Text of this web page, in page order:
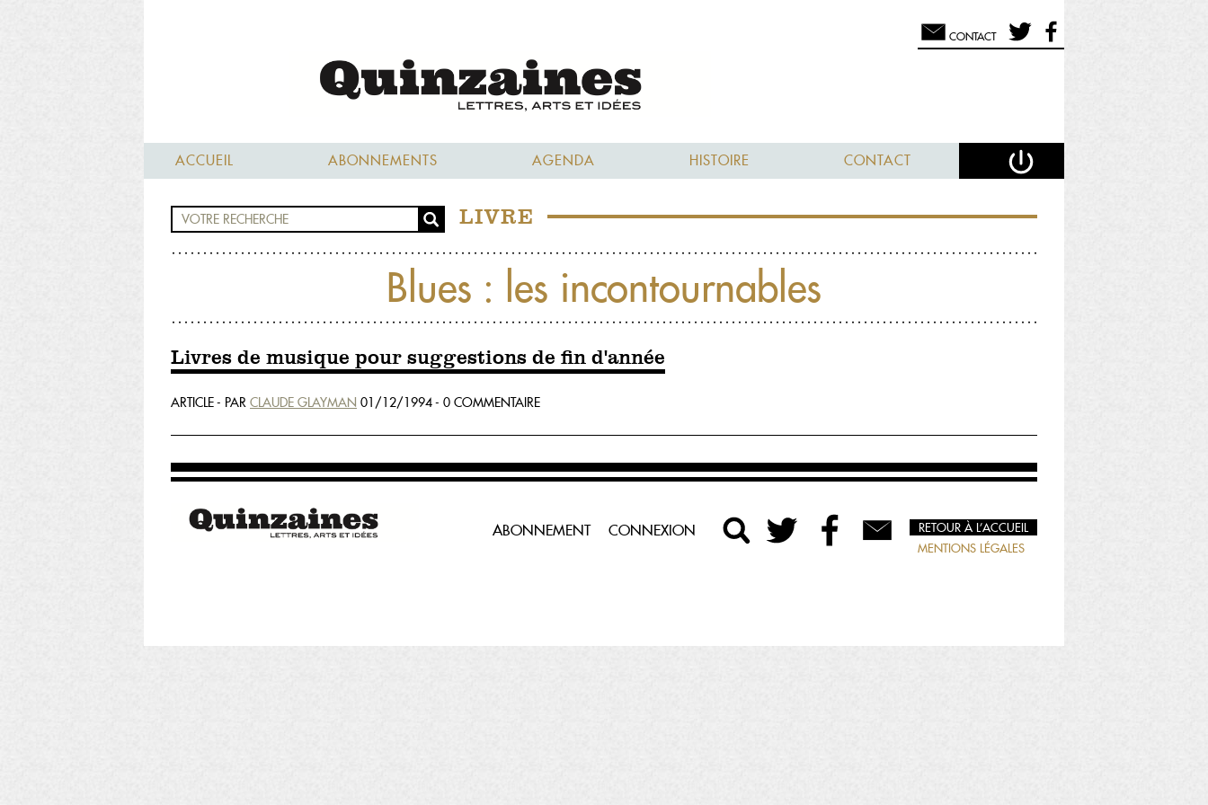
CONTACT
ACCUEIL ABONNEMENTS AGENDA HISTOIRE CONTACT
LIVRE
Blues : les incontournables
Livres de musique pour suggestions de fin d'année
ARTICLE - PAR CLAUDE GLAYMAN 01/12/1994 - 0 COMMENTAIRE
ABONNEMENT CONNEXION
RETOUR À L’ACCUEIL
MENTIONS LÉGALES